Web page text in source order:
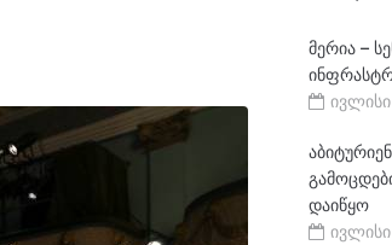
მერია –
დაიწყო